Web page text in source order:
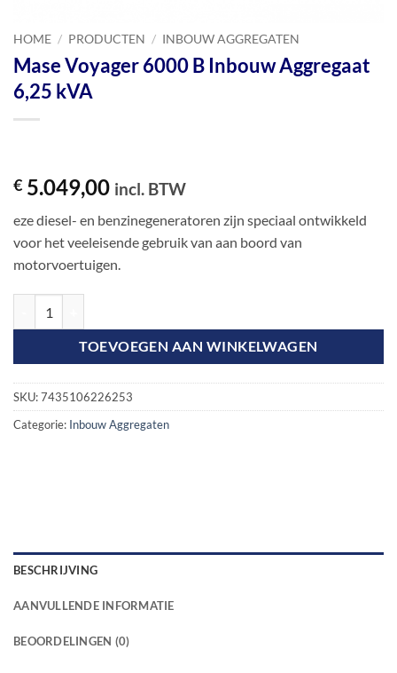
HOME / PRODUCTEN / INBOUW AGGREGATEN
Mase Voyager 6000 B Inbouw Aggregaat
6,25 kVA
€ 5.049,00 incl. BTW
eze diesel- en benzinegeneratoren zijn speciaal ontwikkeld
voor het veeleisende gebruik van aan boord van
motorvoertuigen.
TOEVOEGEN AAN WINKELWAGEN
SKU:7435106226253
Categorie: Inbouw Aggregaten
BESCHRIJVING
AANVULLENDE INFORMATIE
BEOORDELINGEN (0)